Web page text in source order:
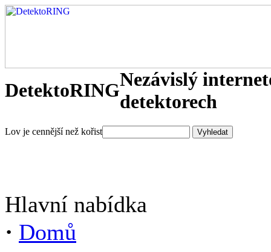
DetektoRINGNezávislý
detektorech
Lov je cennější než kořist
Hlavní nabídka
· Domů